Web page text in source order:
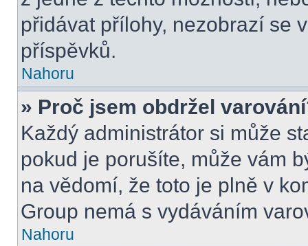
přidávat přílohy, nezobrazí se
příspěvků.
Nahoru
» Proč jsem obdržel
Každý administrátor si může
pokud je porušíte, může vám
na vědomí, že toto je plně v
Group nemá s vydáváním
Nahoru